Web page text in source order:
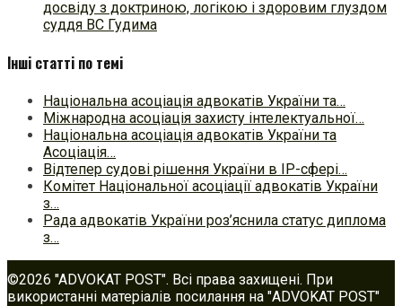
досвіду з доктриною, логікою і здоровим глуздом
суддя ВС Гудима
Інші статті по темі
Національна асоціація адвокатів України та…
Міжнародна асоціація захисту інтелектуальної…
Національна асоціація адвокатів України та
Асоціація…
Відтепер судові рішення України в ІР-сфері…
Комітет Національної асоціації адвокатів України
з…
Рада адвокатів України роз’яснила статус диплома
з…
©2026 "ADVOKAT POST". Всі права захищені. При
використанні матеріалів посилання на "ADVOKAT POST"